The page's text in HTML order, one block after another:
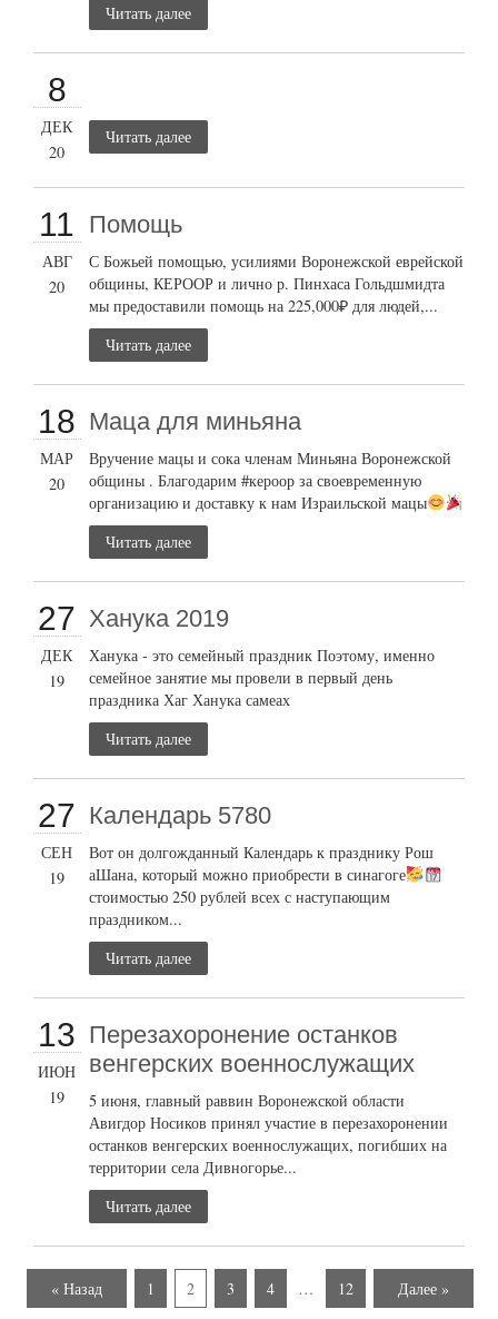
Читать далее
8
ДЕК
20
Читать далее
11
АВГ
20
Помощь
С Божьей помощью, усилиями Воронежской еврейской
общины, КЕРООР и лично р. Пинхаса Гольдшмидта
мы предоставили помощь на 225,000₽ для людей,...
Читать далее
18
МАР
20
Маца для миньяна
Вручение мацы и сока членам Миньяна Воронежской
общины . Благодарим #кероор за своевременную
организацию и доставку к нам Израильской мацы
Читать далее
27
ДЕК
19
Ханука 2019
Ханука - это семейный праздник Поэтому, именно
семейное занятие мы провели в первый день
праздника Хаг Ханука самеах
Читать далее
27
СЕН
19
Календарь 5780
Вот он долгожданный Календарь к празднику Рош
аШана, который можно приобрести в синагоге
стоимостью 250 рублей всех с наступающим
праздником...
Читать далее
13
ИЮН
19
Перезахоронение останков
венгерских военнослужащих
5 июня, главный раввин Воронежской области
Авигдор Носиков принял участие в перезахоронении
останков венгерских военнослужащих, погибших на
территории села Дивногорье...
Читать далее
« Назад 1 2 3 4 … 12 Далее »